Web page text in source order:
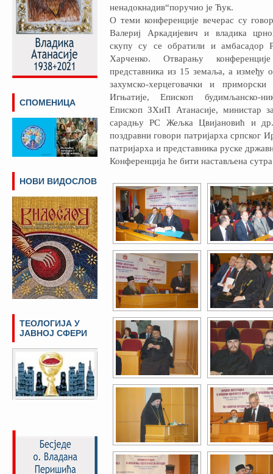
ненадокнадив“поручио је Ћук.
О теми конференције вечерас су
Валериј Аркадијевич и владика
скупу су се обратили и амбасадор
Харченко. Отварању
представника из 15 земаља, а између
захумско-херцеговачки и
Игњатије, Епископ будимљанско-
Епископ ЗХиП Атанасије, министар
сарадњу РС Жељка Цвијановић и
поздравни говори патријарха српског
патријарха и представника руске
Конференција ће бити настављена
СПОМЕНИЦА
НОВИ ВИДОСЛОВ
ТЕОЛОГИЈА У
ЈАВНОЈ СФЕРИ